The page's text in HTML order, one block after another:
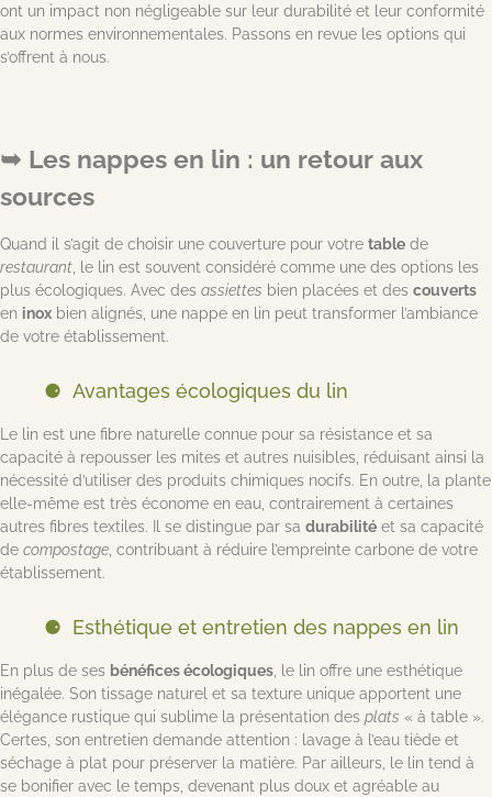
ont un impact non négligeable sur leur durabilité et leur conformité
aux normes environnementales. Passons en revue les options qui
s’offrent à nous.
Les nappes en lin : un retour aux
sources
Quand il s’agit de choisir une couverture pour votre table de
restaurant, le lin est souvent considéré comme une des options les
plus écologiques. Avec des assiettes bien placées et des couverts
en inox bien alignés, une nappe en lin peut transformer l’ambiance
de votre établissement.
Avantages écologiques du lin
Le lin est une fibre naturelle connue pour sa résistance et sa
capacité à repousser les mites et autres nuisibles, réduisant ainsi la
nécessité d’utiliser des produits chimiques nocifs. En outre, la plante
elle-même est très économe en eau, contrairement à certaines
autres fibres textiles. Il se distingue par sa durabilité et sa capacité
de compostage, contribuant à réduire l’empreinte carbone de votre
établissement.
Esthétique et entretien des nappes en lin
En plus de ses bénéfices écologiques, le lin offre une esthétique
inégalée. Son tissage naturel et sa texture unique apportent une
élégance rustique qui sublime la présentation des plats « à table ».
Certes, son entretien demande attention : lavage à l’eau tiède et
séchage à plat pour préserver la matière. Par ailleurs, le lin tend à
se bonifier avec le temps, devenant plus doux et agréable au